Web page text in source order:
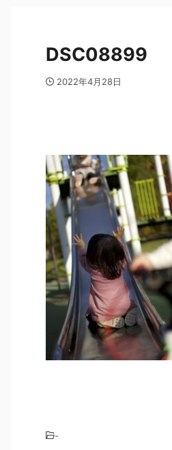
DSC08899
2022年4月28日
-